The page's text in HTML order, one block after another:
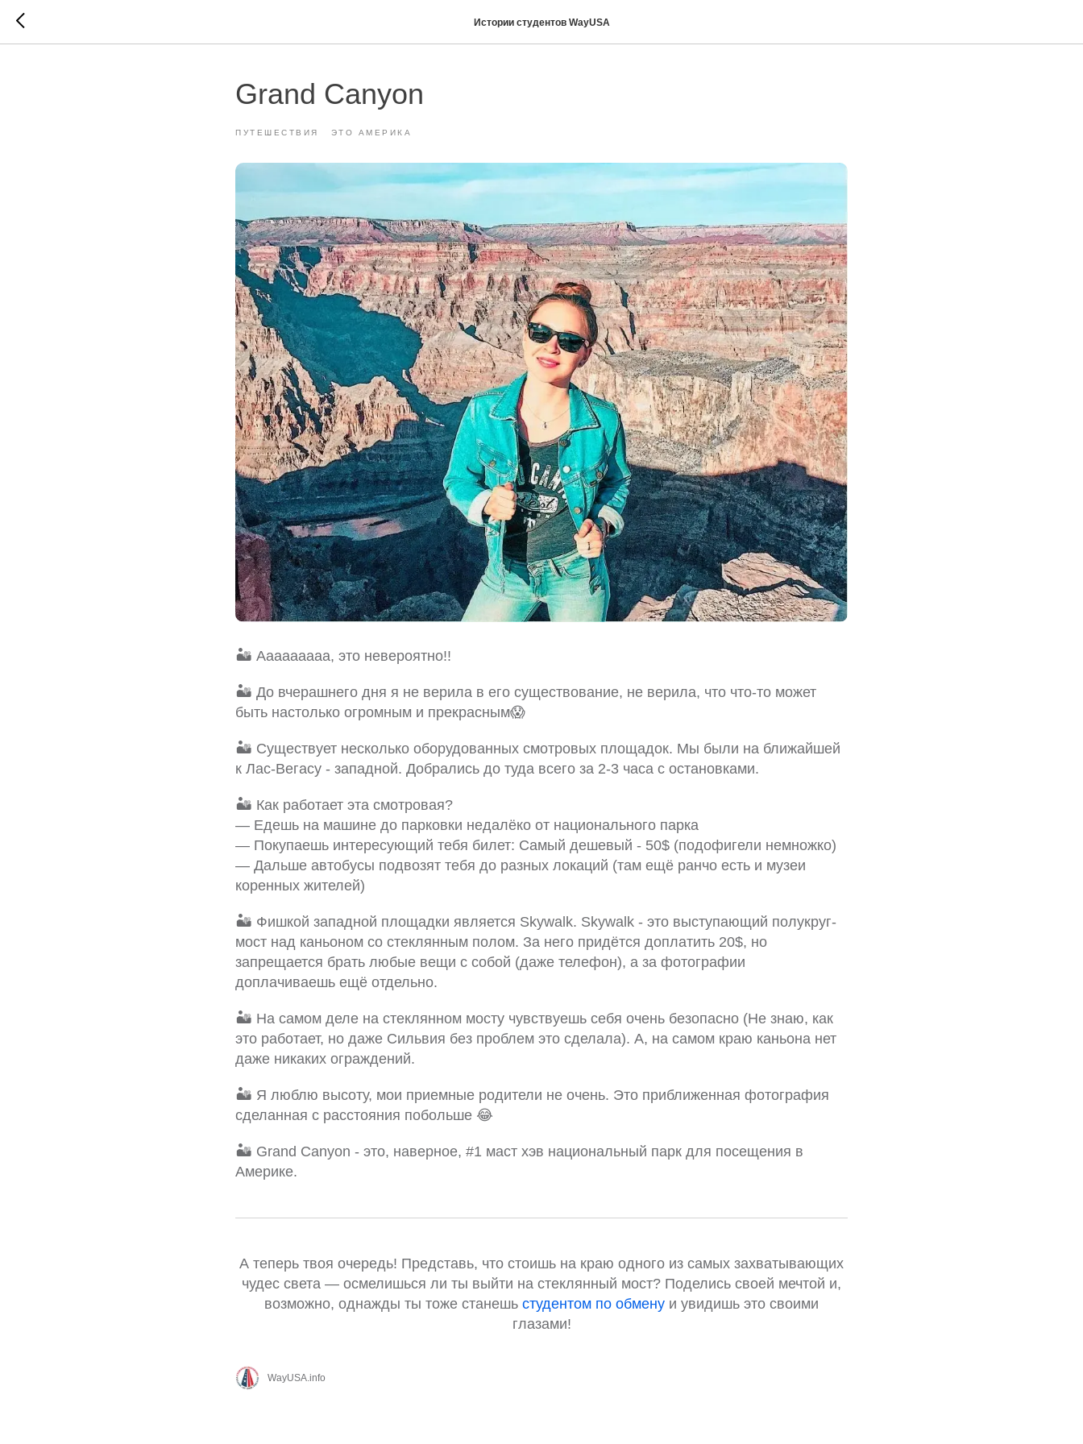
Истории студентов WayUSA
Grand Canyon
ПУТЕШЕСТВИЯ ЭТО АМЕРИКА
🏜 Ааааааааа, это невероятно!!
🏜 До вчерашнего дня я не верила в его существование, не верила, что что-то может
быть настолько огромным и прекрасным😱
🏜 Существует несколько оборудованных смотровых площадок. Мы были на ближайшей
к Лас-Вегасу - западной. Добрались до туда всего за 2-3 часа с остановками.
🏜 Как работает эта смотровая?
— Едешь на машине до парковки недалёко от национального парка
— Покупаешь интересующий тебя билет: Самый дешевый - 50$ (подофигели немножко)
— Дальше автобусы подвозят тебя до разных локаций (там ещё ранчо есть и музеи
коренных жителей)
🏜 Фишкой западной площадки является Skywalk. Skywalk - это выступающий полукруг-
мост над каньоном со стеклянным полом. За него придётся доплатить 20$, но
запрещается брать любые вещи с собой (даже телефон), а за фотографии
доплачиваешь ещё отдельно.
🏜 На самом деле на стеклянном мосту чувствуешь себя очень безопасно (Не знаю, как
это работает, но даже Сильвия без проблем это сделала). А, на самом краю каньона нет
даже никаких ограждений.
🏜 Я люблю высоту, мои приемные родители не очень. Это приближенная фотография
сделанная с расстояния побольше 😂
🏜 Grand Canyon - это, наверное, #1 маст хэв национальный парк для посещения в
Америке.
А теперь твоя очередь! Представь, что стоишь на краю одного из самых захватывающих
чудес света — осмелишься ли ты выйти на стеклянный мост? Поделись своей мечтой и,
возможно, однажды ты тоже станешь студентом по обмену и увидишь это своими
глазами!
WayUSA.info